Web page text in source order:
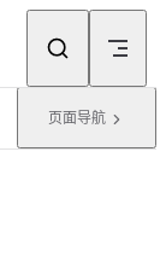
页面导航